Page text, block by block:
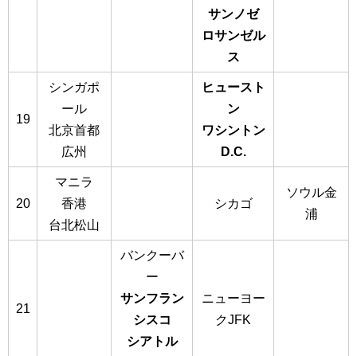
サンノゼ
ロサンゼル
ス
19
シンガポ
ール
北京首都
広州
ヒュースト
ン
ワシントン
D.C.
20
マニラ
香港
台北松山
シカゴ
ソウル金
浦
21
バンクーバ
ー
サンフラン
シスコ
シアトル
ニューヨー
クJFK